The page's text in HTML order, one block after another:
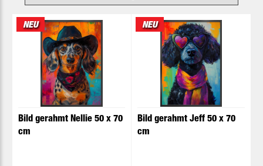
NEU
Bild gerahmt Nellie 50 x 70
cm
NEU
Bild gerahmt Jeff 50 x 70
cm